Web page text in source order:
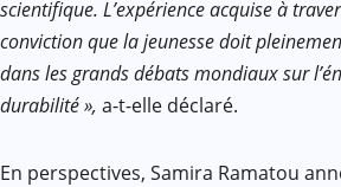
scientifique. L’expérience acquise à
conviction que la jeunesse doit
dans les grands débats mondiaux sur
durabilité », a-t-elle déclaré.
En perspectives, Samira Ramatou